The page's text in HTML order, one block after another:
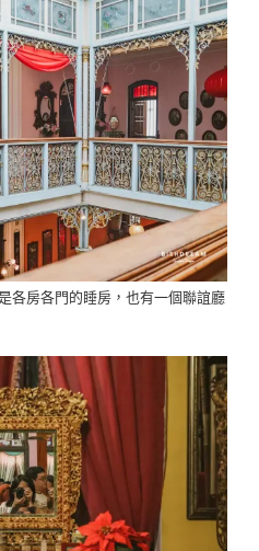
各房各門的睡房，也有一個聯誼廳